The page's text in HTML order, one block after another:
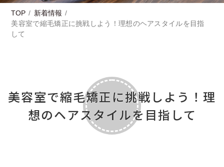
TOP
新着情報
美容室で縮毛矯正に挑戦しよう！理想のヘアスタイルを目指
して
美容室で縮毛矯正に挑戦しよう！理
想のヘアスタイルを目指して